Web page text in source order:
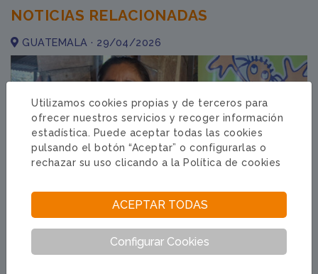
NOTICIAS RELACIONADAS
GUATEMALA · 29/04/2026
Reparto de semillas y aves criollas en el
Petén.
Utilizamos cookies propias y de terceros para
ofrecer nuestros servicios y recoger información
estadística. Puede aceptar todas las cookies
pulsando el botón “Aceptar” o configurarlas o
rechazar su uso clicando a la Política de cookies
ACEPTAR TODAS
Configurar Cookies